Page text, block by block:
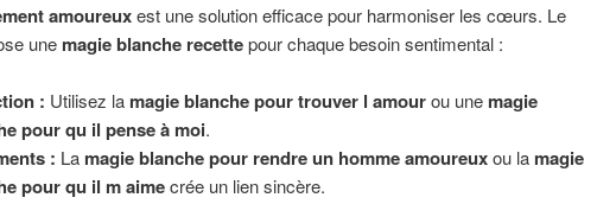
amoureuxest une solution efficace pour harmoniser les cœurs. Le
une magie blanche recettepour chaque besoin sentimental :
: Utilisez la magie blanche pour trouver l amourou une magie
pour qu il pense à moi.
: La magie blanche pour rendre un homme amoureuxou la magie
pour qu il m aimecrée un lien sincère.